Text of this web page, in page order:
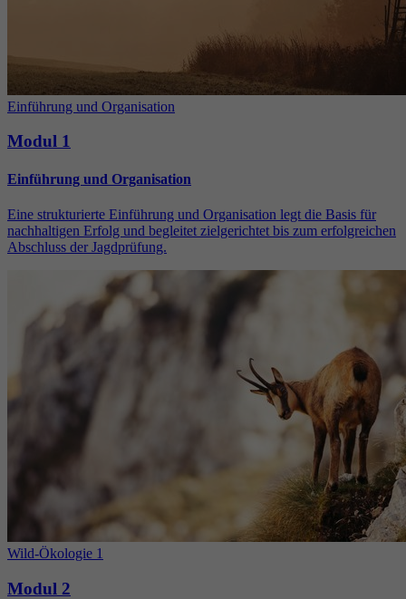
Einführung und Organisation
Modul 1
Einführung und Organisation
Eine strukturierte Einführung und Organisation legt die Basis für
nachhaltigen Erfolg und begleitet zielgerichtet bis zum erfolgreichen
Abschluss der Jagdprüfung.
Wild-Ökologie 1
Modul 2